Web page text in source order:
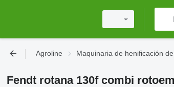
Agroline Maquinaria de henificación
Fendt rotana 130f combi